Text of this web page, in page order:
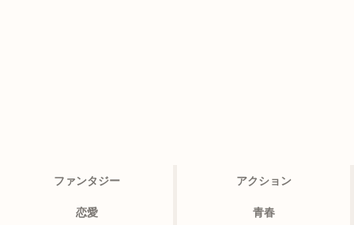
ファンタジー アクション
恋愛 青春